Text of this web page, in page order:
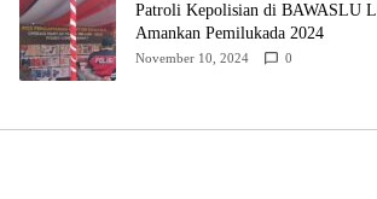
Patroli Kepolisian di BAWASLU
Amankan Pemilukada 2024
November 10, 2024 0